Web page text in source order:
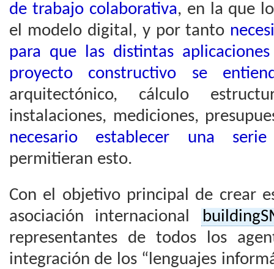
de trabajo colaborativa, en la que
el modelo digital, y por tanto
para que las distintas
proyecto constructivo se
arquitectónico, cálculo
instalaciones, mediciones,
necesario establecer una
permitieran esto.
Con el objetivo principal de crear
asociación internacional
representantes de todos los
integración de los “lenguajes